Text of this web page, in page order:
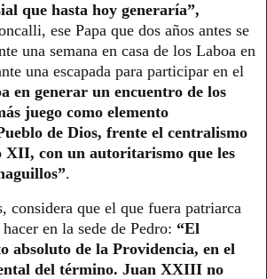
que hasta hoy generaría”,
ese Papa que dos años antes se
una semana en casa de los Laboa en
una escapada para participar en el
en generar un encuentro de los
juego como elemento
de Dios, frente el centralismo
XII, con un autoritarismo que les
.
considera que el que fuera patriarca
en la sede de Pedro: “El
absoluto de la Providencia, en el
del término. Juan XXIII no